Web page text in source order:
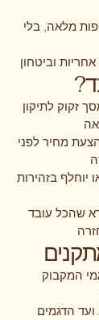
מלאה, בלי
וביטחון
זקוק לתיקון
מחיר לפני
יוחלף בזהירות
שהכל עובד
המקבוק
מקבוק אייר (משנת 2015 ועד הדגמים